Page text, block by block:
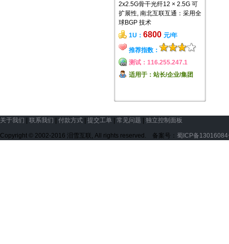
2x2.5G骨干光纤12 × 2.5G 可
扩展性, 南北互联互通：采用全
球BGP 技术
1U： 6800 元/年
推荐指数：
测试：116.255.247.1
适用于：站长/企业/集团
关于我们 联系我们 付款方式 提交工单 常见问题 独立控制面板
Copyright © 2002-2016 泪雪互联, All rights reserved. 备案号： 蜀ICP备